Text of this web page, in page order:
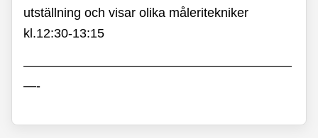
utställning och visar olika måleritekniker
kl.12:30-13:15
—————————————————————
—-